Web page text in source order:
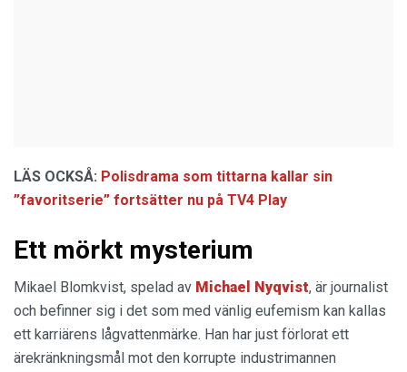
LÄS OCKSÅ: Polisdrama som tittarna kallar sin
”favoritserie” fortsätter nu på TV4 Play
Ett mörkt mysterium
Mikael Blomkvist, spelad av Michael Nyqvist, är journalist
och befinner sig i det som med vänlig eufemism kan kallas
ett karriärens lågvattenmärke. Han har just förlorat ett
ärekränkningsmål mot den korrupte industrimannen